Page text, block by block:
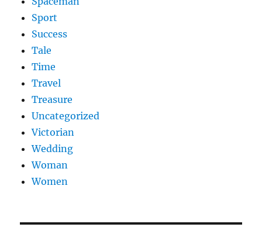
Sport
Success
Tale
Time
Travel
Treasure
Uncategorized
Victorian
Wedding
Woman
Women